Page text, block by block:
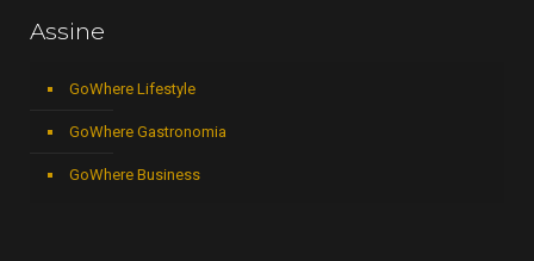
Assine
GoWhere Lifestyle
GoWhere Gastronomia
GoWhere Business